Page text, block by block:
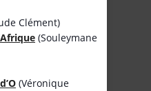
Clément)
(Souleymane
(Véronique